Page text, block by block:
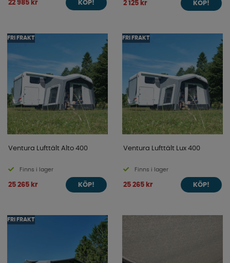
22 985 kr KÖP! 2 125 kr KÖP!
FRI FRAKT
Ventura Lufttält Alto 400
Finns i lager
25 265 kr KÖP!
FRI FRAKT
Ventura Lufttält Lux 400
Finns i lager
25 265 kr KÖP!
FRI FRAKT